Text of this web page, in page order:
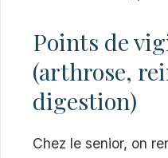
Points de
(arthrose,
digestion)
Chez le senior, on